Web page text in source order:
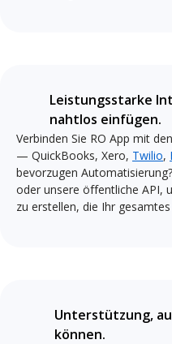
Leistungsstarke
nahtlos einfügen.
Verbinden Sie RO App mit
— QuickBooks, Xero, Twilio,
bevorzugen
oder unsere öffentliche API,
zu erstellen, die Ihr
Unterstützung,
können.